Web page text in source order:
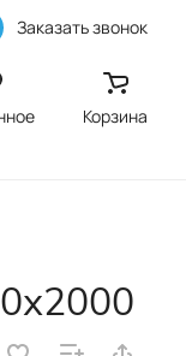
Заказать звонок
Корзина